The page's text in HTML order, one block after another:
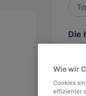
Die
Wie wir
Cookies
effizienter